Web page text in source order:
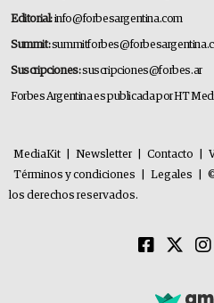
Editorial:info@forbesargentina.com
Summit:
Suscripciones:suscripciones@forbes.ar
Forbes Argentina es publicada por HT
MediaKit Newsletter Contacto
Términos y condiciones
Legales
los derechos reservados.